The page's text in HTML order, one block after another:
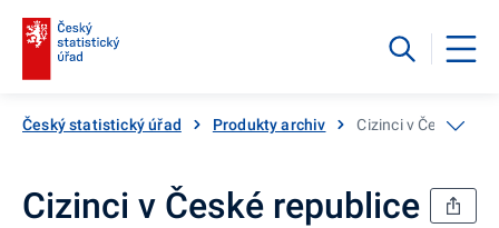
Český statistický úřad Produkty archiv Cizinci v České
Cizinci v České republice